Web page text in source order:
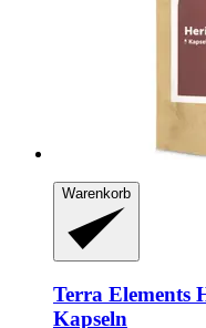
Warenkorb
Terra Elements
Kapseln